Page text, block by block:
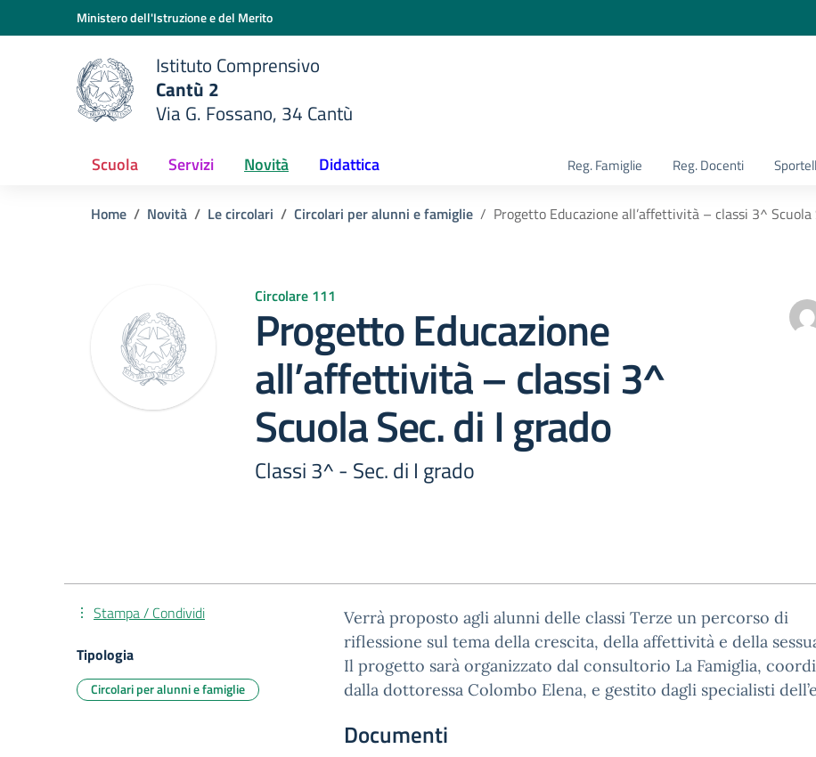
Vai ai contenuti
Vai al menu di navigazioneMinistero dell'Istruzione e del Merito
scuola
Istituto Comprensivo
Cantù 2
Via G. Fossano, 34 Cantù
Scuola Servizi Novità Didattica Reg. Famiglie Reg. Docenti
Home Novità Le circolari Circolari per alunni e famiglie Progetto Educazione all’affettività – classi 3^ Scuola
Circolare 111
Progetto Educazione
all’affettività – classi 3^
Scuola Sec. di I grado
Classi 3^ - Sec. di I grado
Verrà proposto agli alunni delle classi Terze un percorso di
riflessione sul tema della crescita, della affettività e della
Il progetto sarà organizzato dal consultorio La Famiglia,
dalla dottoressa Colombo Elena, e gestito dagli specialisti
Documenti
Stampa / Condividi
Tipologia
Circolari per alunni e famiglie